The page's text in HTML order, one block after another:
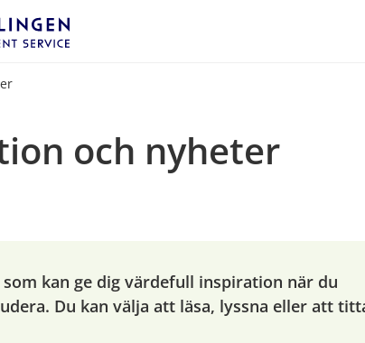
och nyheter
kan ge dig värdefull inspiration när du
Du kan välja att läsa, lyssna eller att